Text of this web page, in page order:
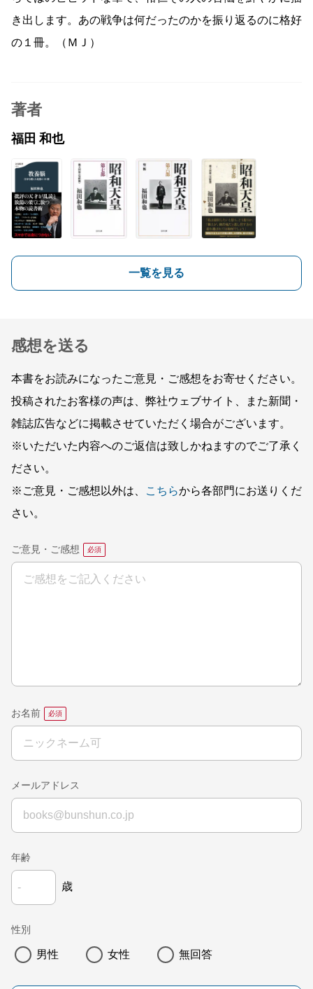
き出します。あの戦争は何だったのかを振り返るのに格好
の１冊。（ＭＪ）
著者
福田 和也
一覧を見る
感想を送る
本書をお読みになったご意見・ご感想をお寄せください。
投稿されたお客様の声は、弊社ウェブサイト、また新聞・
雑誌広告などに掲載させていただく場合がございます。
※いただいた内容へのご返信は致しかねますのでご了承く
ださい。
※ご意見・ご感想以外は、
こちらから各部門にお送りくだ
さい。
ご意見・ご感想
お名前
メールアドレス
年齢
歳
性別
男性 女性 無回答